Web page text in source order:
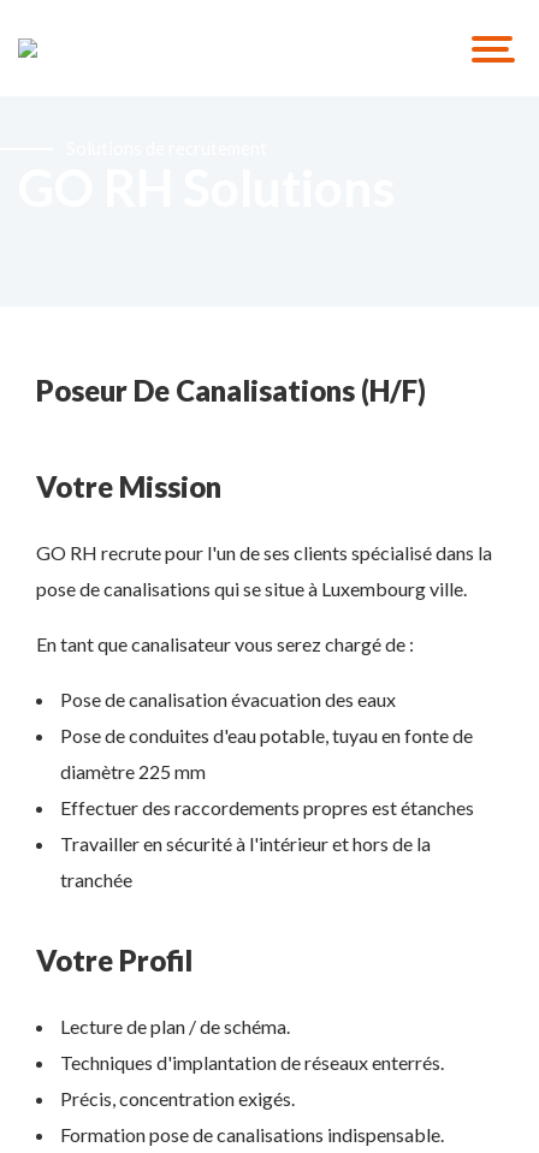
Poseur De Canalisations (H/F)
Votre Mission
GO RH recrute pour l'un de ses clients spécialisé dans la
pose de canalisations qui se situe à Luxembourg ville.
En tant que canalisateur vous serez chargé de :
Pose de canalisation évacuation des eaux
Pose de conduites d'eau potable, tuyau en fonte de
diamètre 225 mm
Effectuer des raccordements propres est étanches
Travailler en sécurité à l'intérieur et hors de la
tranchée
Votre Profil
Lecture de plan / de schéma.
Techniques d'implantation de réseaux enterrés.
Précis, concentration exigés.
Formation pose de canalisations indispensable.